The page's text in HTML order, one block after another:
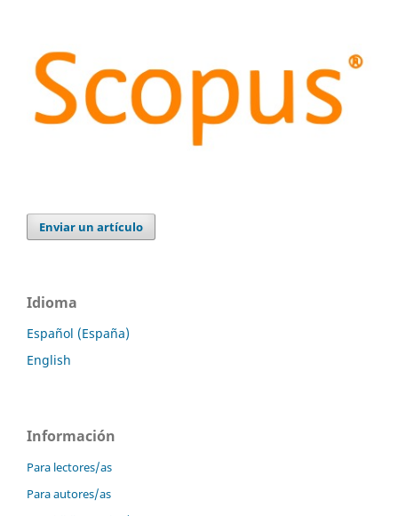
Enviar un artículo
Idioma
Español (España)
English
Información
Para lectores/as
Para autores/as